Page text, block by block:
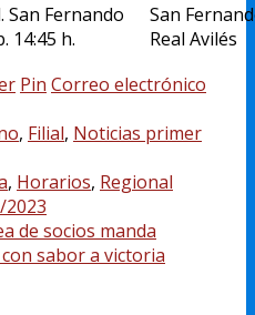
San Fernando
14:45 h.
San
Real Avilés
Pin Correo electrónico
, Filial, Noticias primer
, Horarios, Regional
de socios manda
sabor a victoria